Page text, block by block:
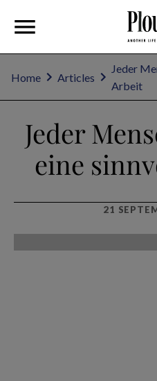
Home Articles
Jeder
Arbeit
Jeder
eine
21